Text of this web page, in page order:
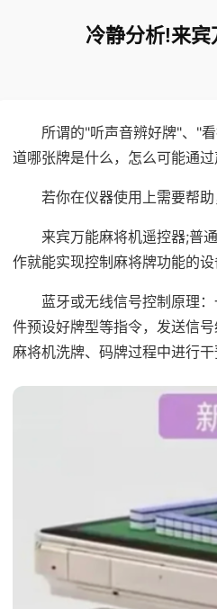
冷静分析!来
所谓的"听声音辨好牌"、"
道哪张牌是什么，怎么可能通
若你在仪器使用上需要帮
来宾万能麻将机遥控器;普
作就能实现控制麻将牌功能的设
蓝牙或无线信号控制原理
件预设好牌型等指令，发送信
麻将机洗牌、码牌过程中进行干